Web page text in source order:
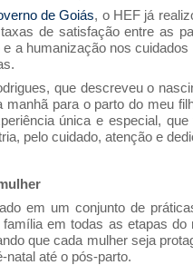
de Goiás, o HEF já
de satisfação entre as
a humanização nos
que descreveu o
manhã para o parto do meu
única e especial,
pelo cuidado, atenção e
em um conjunto de
em todas as etapas
que cada mulher seja
natal até o pós-parto.